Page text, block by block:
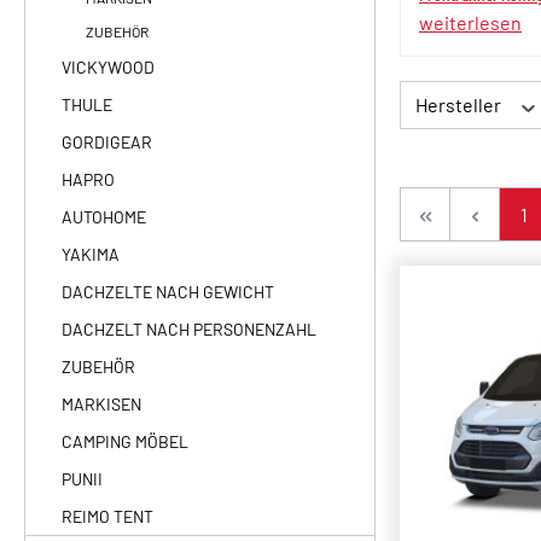
ZUBEHÖR
VICKYWOOD
THULE
GORDIGEAR
HAPRO
AUTOHOME
YAKIMA
DACHZELTE NACH GEWICHT
DACHZELT NACH PERSONENZAHL
ZUBEHÖR
MARKISEN
CAMPING MÖBEL
PUNII
REIMO TENT
weiterlesen
Hersteller
1